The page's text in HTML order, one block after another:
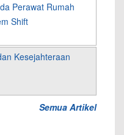
Perawat Rumah
Shift
Kesejahteraan
Semua Artikel